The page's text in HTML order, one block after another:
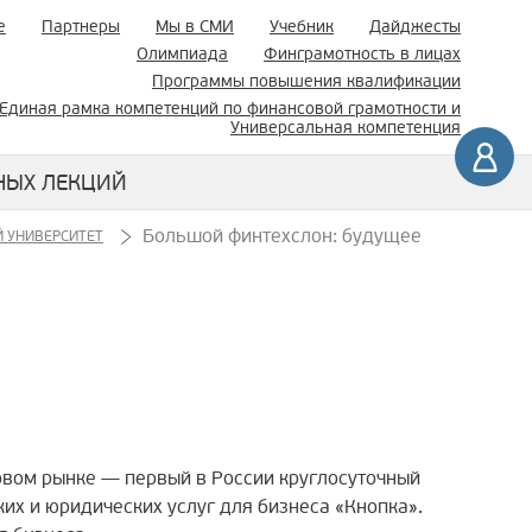
Партнеры Мы в СМИ Учебник
Дайджесты
Олимпиада
Финграмотность в лицах
Программы повышения квалификации
Единая рамка компетенций по финансовой грамотности и
Универсальная компетенция
ЛЕКЦИЙ
Большой финтехслон: будущее
рынке — первый в России круглосуточный
и юридических услуг для бизнеса «Кнопка».